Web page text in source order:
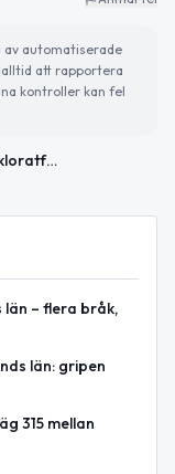
av automatiserade
att rapportera
kontroller kan fel
Alby vid Ljungan: från kloratfabrik till vätgasnav – vad betyder det för bygden?
– flera bråk,
län: gripen
315 mellan